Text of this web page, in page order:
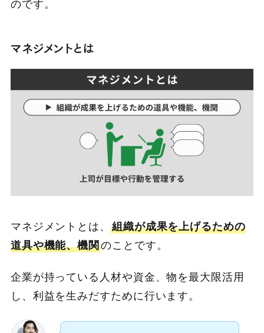
のです。
マネジメントとは
マネジメントとは、 組織が成果を上げるための
道具や機能、機関のことです。
企業が持っている人材や資金、物を最大限活用
し、利益を生みだすために行います。